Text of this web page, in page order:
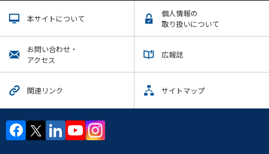
本サイトについて
個人情報の
取り扱いについて
お問い合わせ・
アクセス
広報誌
関連リンク サイトマップ